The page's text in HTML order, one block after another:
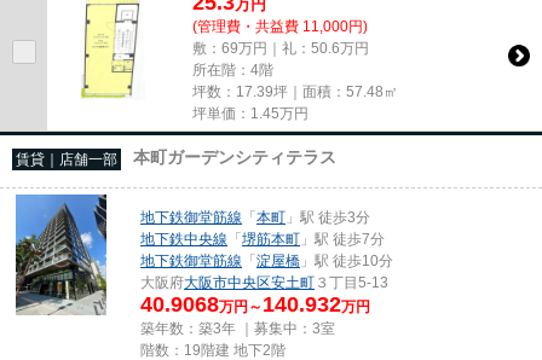
万円
(管理費・共益費 11,000円)
敷：69万円｜礼：50.6万円
所在階：4階
坪数：17.39坪｜面積：57.48㎡
坪単価： 1.45万円
賃貸｜店舗一部 本町ガーデンシティテラス
地下鉄御堂筋線 「本町 」駅 徒歩3分
地下鉄中央線 「堺筋本町 」駅 徒歩7分
地下鉄御堂筋線 「淀屋橋 」駅 徒歩10分
大阪府大阪市中央区安土町 ３丁目5-13
40.9068万円～ 140.932万円
築年数：築3年 ｜募集中： 3室
階数：19階建 地下2階